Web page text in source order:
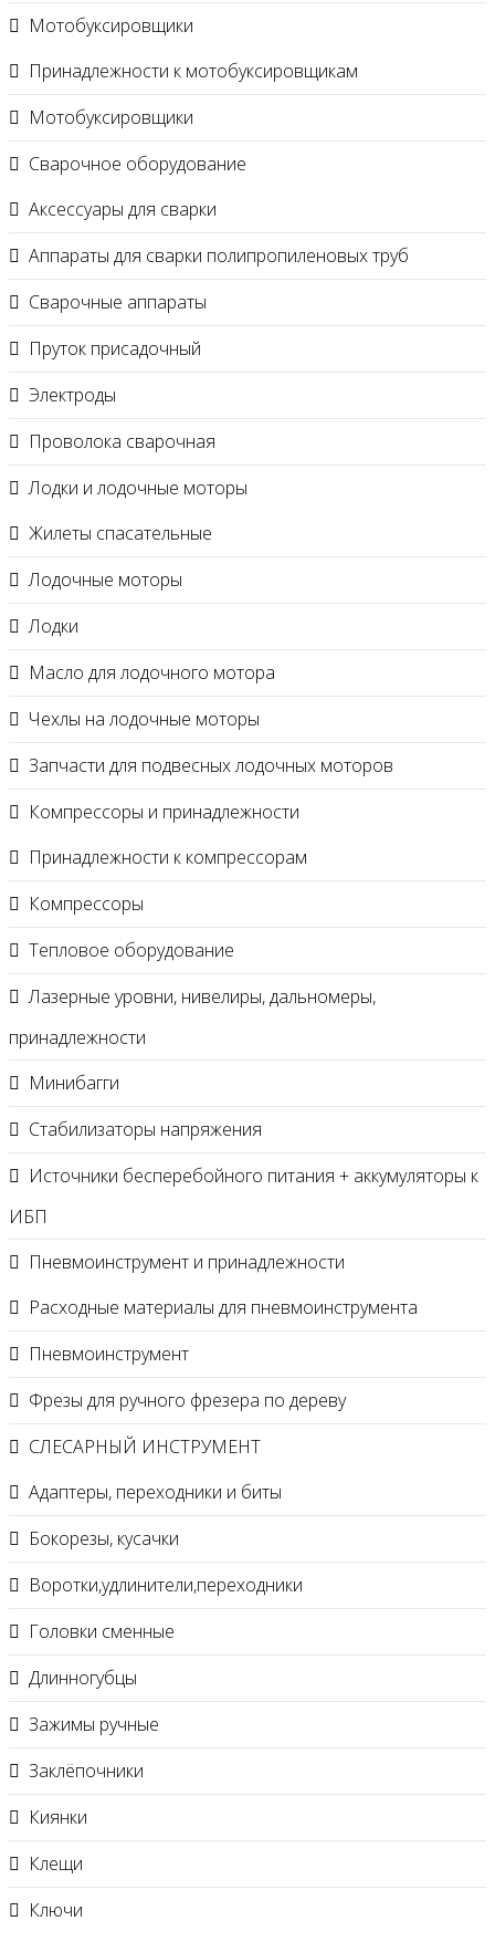
Мотобуксировщики
Принадлежности к мотобуксировщикам
Мотобуксировщики
Сварочное оборудование
Аксессуары для сварки
Аппараты для сварки полипропиленовых труб
Сварочные аппараты
Пруток присадочный
Электроды
Проволока сварочная
Лодки и лодочные моторы
Жилеты спасательные
Лодочные моторы
Лодки
Масло для лодочного мотора
Чехлы на лодочные моторы
Запчасти для подвесных лодочных моторов
Компрессоры и принадлежности
Принадлежности к компрессорам
Компрессоры
Тепловое оборудование
Лазерные уровни, нивелиры, дальномеры,
принадлежности
Минибагги
Стабилизаторы напряжения
Источники бесперебойного питания + аккумуляторы к
ИБП
Пневмоинструмент и принадлежности
Расходные материалы для пневмоинструмента
Пневмоинструмент
Фрезы для ручного фрезера по дереву
СЛЕСАРНЫЙ ИНСТРУМЕНТ
Адаптеры, переходники и биты
Бокорезы, кусачки
Воротки,удлинители,переходники
Головки сменные
Длинногубцы
Зажимы ручные
Заклёпочники
Киянки
Клещи
Ключи